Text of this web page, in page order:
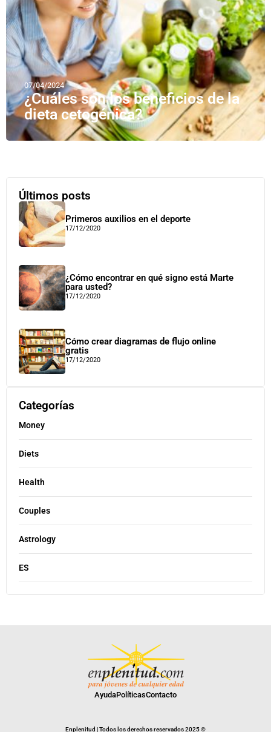
07/04/2024
¿Cuáles son los beneficios de la
dieta cetogénica?
Últimos posts
Primeros auxilios en el deporte
17/12/2020
¿Cómo encontrar en qué signo está Marte
para usted?
17/12/2020
Cómo crear diagramas de flujo online
gratis
17/12/2020
Categorías
Money
Diets
Health
Couples
Astrology
ES
AyudaPolíticasContacto
Enplenitud | Todos los derechos reservados 2025 ©